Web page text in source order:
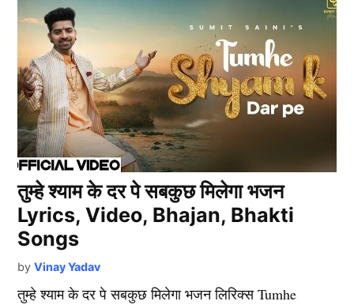
तुम्हे श्याम के दर पे सबकुछ मिलेगा भजन
Lyrics, Video, Bhajan, Bhakti
Songs
by Vinay Yadav
तुम्हे श्याम के दर पे सबकुछ मिलेगा भजन लिरिक्स Tumhe